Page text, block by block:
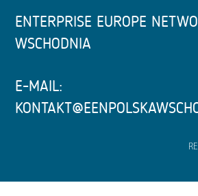
ENTERPRISE EUROPE
WSCHODNIA
E-MAIL: